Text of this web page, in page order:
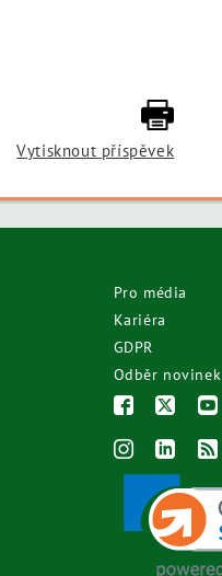
Vytisknout příspěvek
Pro média
Kariéra
GDPR
Odběr novinek